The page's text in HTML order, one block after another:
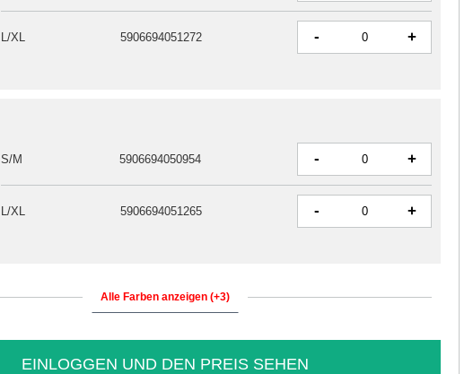
L/XL 5906694051272 - +
S/M 5906694050954 - +
L/XL 5906694051265 - +
Alle Farben anzeigen (+3)
EINLOGGEN UND DEN PREIS SEHEN